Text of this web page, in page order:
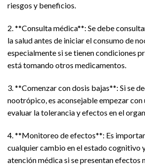
riesgos y beneficios.
2. **Consulta médica**: Se debe
la salud antes de iniciar el consumo de
especialmente si se tienen condiciones
está tomando otros medicamentos.
3. **Comenzar con dosis bajas**: Si se
nootrópico, es aconsejable empezar con
evaluar la tolerancia y efectos en el
4. **Monitoreo de efectos**: Es
cualquier cambio en el estado cognitivo
atención médica si se presentan efectos